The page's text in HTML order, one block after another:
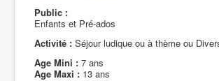
Public :
Enfants et Pré-ados
Activité : Séjour ludique ou à thème ou
Age Mini : 7 ans
Age Maxi : 13 ans